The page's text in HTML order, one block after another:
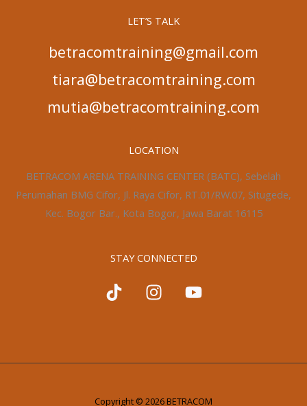
LET’S TALK
betracomtraining@gmail.com
tiara@betracomtraining.com
mutia@betracomtraining.com
LOCATION
BETRACOM ARENA TRAINING CENTER (BATC), Sebelah
Perumahan BMG Cifor, Jl. Raya Cifor, RT.01/RW.07, Situgede,
Kec. Bogor Bar., Kota Bogor, Jawa Barat 16115
STAY CONNECTED
Copyright © 2026 BETRACOM